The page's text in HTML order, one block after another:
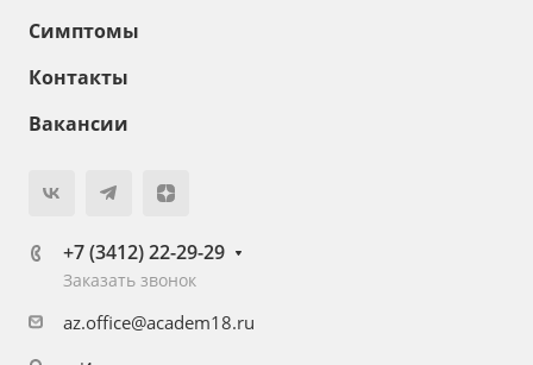
Симптомы
Контакты
Вакансии
+7 (3412) 22-29-29
Заказать звонок
az.office@academ18.ru